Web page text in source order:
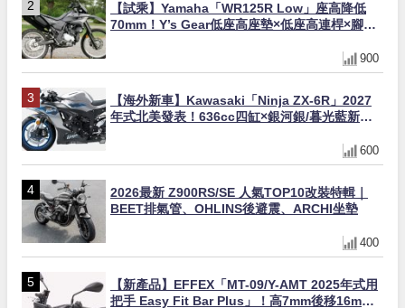
【試乘】Yamaha「WR125R Low」座高降低
70mm！Y’s Gear低座高座墊×低座高連桿×腳踏
900
【海外新車】Kawasaki「Ninja ZX-6R」2027
年式北美發表！636cc四缸×銀河銀/暮光藍新色
600
2026最新 Z900RS/SE 人氣TOP10改裝特輯｜
BEET排氣管、OHLINS後避震、ARCHI坐墊
400
【新產品】EFFEX「MT-09/Y-AMT 2025年式用
把手 Easy Fit Bar Plus」！高7mm後移16mm